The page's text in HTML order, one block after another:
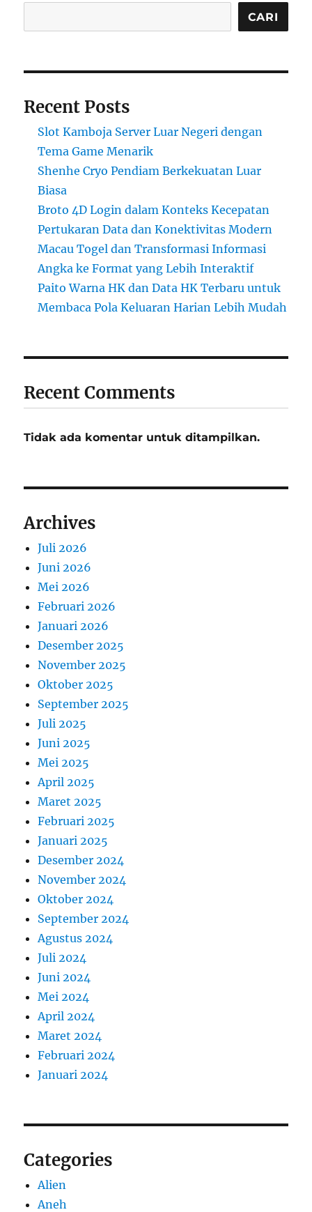
CARI
Recent Posts
Slot Kamboja Server Luar Negeri dengan
Tema Game Menarik
Shenhe Cryo Pendiam Berkekuatan Luar
Biasa
Broto 4D Login dalam Konteks Kecepatan
Pertukaran Data dan Konektivitas Modern
Macau Togel dan Transformasi Informasi
Angka ke Format yang Lebih Interaktif
Paito Warna HK dan Data HK Terbaru untuk
Membaca Pola Keluaran Harian Lebih Mudah
Recent Comments
Tidak ada komentar untuk ditampilkan.
Archives
Juli 2026
Juni 2026
Mei 2026
Februari 2026
Januari 2026
Desember 2025
November 2025
Oktober 2025
September 2025
Juli 2025
Juni 2025
Mei 2025
April 2025
Maret 2025
Februari 2025
Januari 2025
Desember 2024
November 2024
Oktober 2024
September 2024
Agustus 2024
Juli 2024
Juni 2024
Mei 2024
April 2024
Maret 2024
Februari 2024
Januari 2024
Categories
Alien
Aneh